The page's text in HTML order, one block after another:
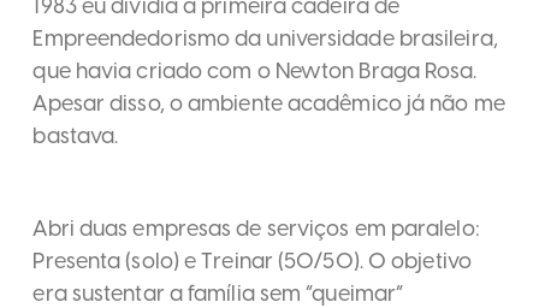
1983 eu dividia a primeira cadeira de
Empreendedorismo da universidade brasileira,
que havia criado com o Newton Braga Rosa.
Apesar disso, o ambiente acadêmico já não me
bastava.
Abri duas empresas de serviços em paralelo:
Presenta (solo) e Treinar (50/50). O objetivo
era sustentar a família sem “queimar”